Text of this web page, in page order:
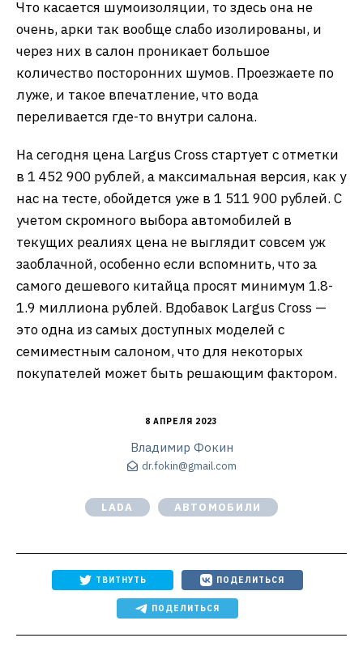
Что касается шумоизоляции, то здесь она не
очень, арки так вообще слабо изолированы, и
через них в салон проникает большое
количество посторонних шумов. Проезжаете по
луже, и такое впечатление, что вода
переливается где-то внутри салона.
На сегодня цена Largus Cross стартует с отметки
в 1 452 900 рублей, а максимальная версия, как у
нас на тесте, обойдется уже в 1 511 900 рублей. С
учетом скромного выбора автомобилей в
текущих реалиях цена не выглядит совсем уж
заоблачной, особенно если вспомнить, что за
самого дешевого китайца просят минимум 1.8-
1.9 миллиона рублей. Вдобавок Largus Cross —
это одна из самых доступных моделей с
семиместным салоном, что для некоторых
покупателей может быть решающим фактором.
8 АПРЕЛЯ 2023
Владимир Фокин
dr.fokin@gmail.com
LADA АВТОМОБИЛИ
ТВИТНУТЬ ПОДЕЛИТЬСЯ
ПОДЕЛИТЬСЯ